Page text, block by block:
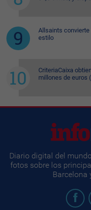
Allsaints
estilo
CriteriaCaixa
millones de euros
Diario digital del
fotos sobre los
Barcelona